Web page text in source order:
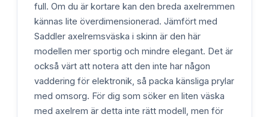
full. Om du är kortare kan den breda axelremmen
kännas lite överdimensionerad. Jämfört med
Saddler axelremsväska i skinn är den här
modellen mer sportig och mindre elegant. Det är
också värt att notera att den inte har någon
vaddering för elektronik, så packa känsliga prylar
med omsorg. För dig som söker en liten väska
med axelrem är detta inte rätt modell, men för